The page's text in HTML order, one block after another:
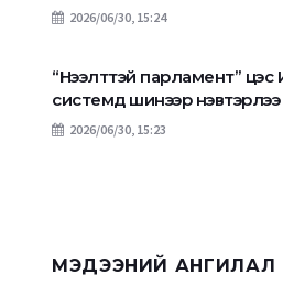
2026/06/30, 15:24
“Нээлттэй парламент”
системд шинээр нэвтэрлээ
2026/06/30, 15:23
МЭДЭЭНИЙ АНГИЛАЛ